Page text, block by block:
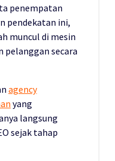
penempatan
pendekatan ini,
muncul di mesin
pelanggan secara
agency
yang
langsung
sejak tahap